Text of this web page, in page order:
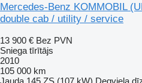
Mercedes-Benz KOMMOBIL
double cab / utility / service
13 900 € Bez PVN
Sniega tīrītājs
2010
105 000 km
Jauda 145 ZS (107 kW) Degviela